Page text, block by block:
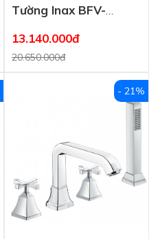
Tường Inax BFV-
Nóng Lạnh
13.140.000đ
20.650.000đ
- 21%